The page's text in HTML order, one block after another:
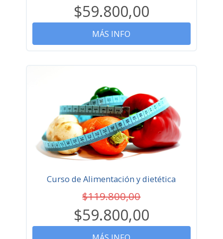
$59.800,00
MÁS INFO
Curso de Alimentación y dietética
$119.800,00
$59.800,00